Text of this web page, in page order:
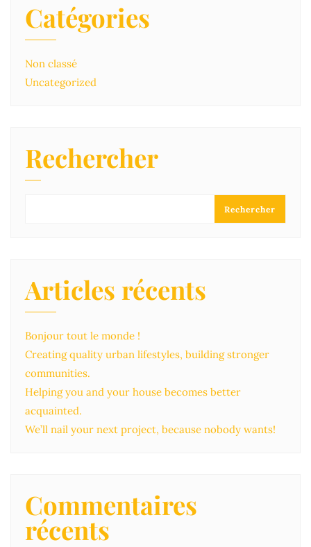
Catégories
Non classé
Uncategorized
Rechercher
Rechercher
Articles récents
Bonjour tout le monde !
Creating quality urban lifestyles, building stronger
communities.
Helping you and your house becomes better
acquainted.
We’ll nail your next project, because nobody wants!
Commentaires
récents